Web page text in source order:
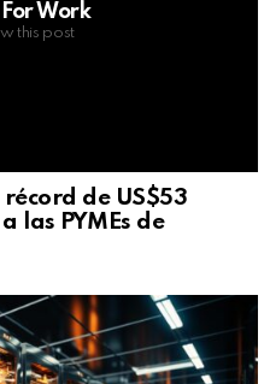
Work
this post
de US$53
las PYMEs de